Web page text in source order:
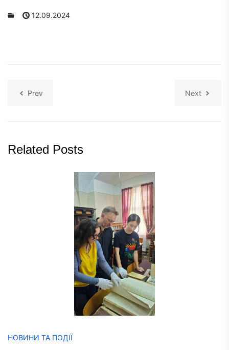
12.09.2024
Prev Next
Related Posts
НОВИНИ ТА ПОДІЇ